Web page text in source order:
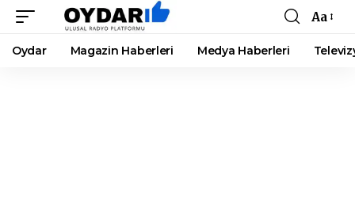
Font
Resizer
Aa
Oydar Magazin Haberleri Medya Haberleri